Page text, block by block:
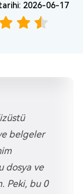
2026-06-17
belgeler
dosya ve
Peki, bu 0